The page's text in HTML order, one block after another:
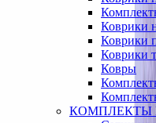
Коврики
Коврики
Коврики
Ковры
КОМПЛЕКТЫ